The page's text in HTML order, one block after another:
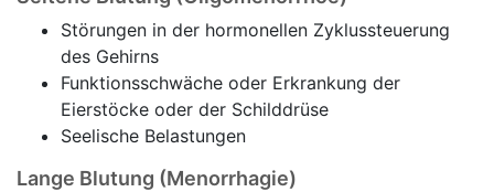
Störungen in der hormonellen Zyklussteuerung
des Gehirns
Funktionsschwäche oder Erkrankung der
Eierstöcke oder der Schilddrüse
Seelische Belastungen
Lange Blutung (Menorrhagie)